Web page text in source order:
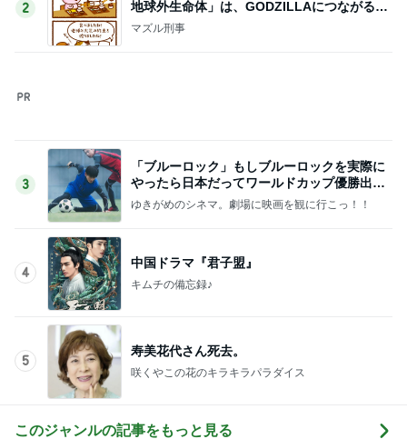
2
地球外生命体」は、GODZILLAにつながる出
世作！
マズル刑事
3
4
中国ドラマ『君子盟』
5
寿美花代さん死去。
咲くやこの花のキラキラパラダイス
このジャンルの記事をもっと見る
Amebaトピックス 19時間前